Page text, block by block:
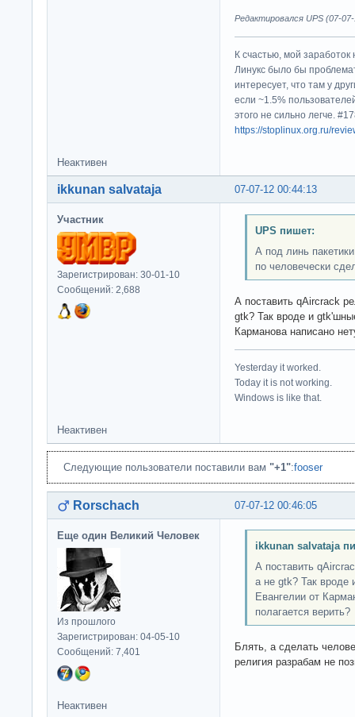
Редактировался UPS (07-
К счастью, мой
Линукс было бы
интересует, что там у
если ~1.5%
этого не сильно легче.
https://stoplinux.org.ru/
Неактивен
07-07-12 00:44:13
ikkunan salvataja
Участник
Зарегистрирован: 30-01-10
Сообщений: 2,688
UPS пишет:
А под линь
по человечески
А поставить qAircrack
gtk? Так вроде и
Карманова написано
Yesterday it worked.
Today it is not working.
Windows is like that.
Неактивен
Следующие пользователи поставили вам "+1":fooser
07-07-12 00:46:05
Rorschach
Еще один Великий Человек
Из прошлого
Зарегистрирован: 04-05-10
Сообщений: 7,401
ikkunan salvataja
А поставить
а не gtk? Так
Евангелии от
полагается верить?
Блять, а сделать
религия разрабам не
Неактивен